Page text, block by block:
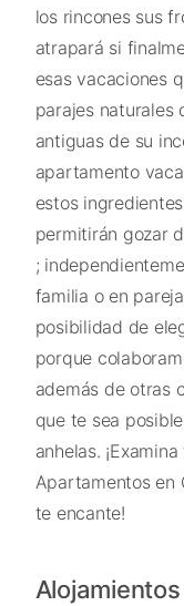
los rincones sus
atrapará si
esas vacaciones
parajes naturales
antiguas de su
apartamento
estos
permitirán gozar
;
familia o en
posibilidad de
porque
además de otras
que te sea
anhelas.
Apartamentos en
te encante!